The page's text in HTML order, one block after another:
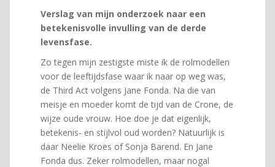
Verslag van mijn onderzoek naar een
betekenisvolle invulling van de derde
levensfase.
Zo tegen mijn zestigste miste ik de rolmodellen
voor de leeftijdsfase waar ik naar op weg was,
de Third Act volgens Jane Fonda. Na die van
meisje en moeder komt de tijd van de Crone, de
wijze oude vrouw. Hoe doe je dat eigenlijk,
betekenis- en stijlvol oud worden? Natuurlijk is
daar Neelie Kroes of Sonja Barend. En Jane
Fonda dus. Zeker rolmodellen, maar nogal